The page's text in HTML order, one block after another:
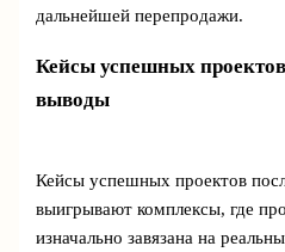
дальнейшей перепродажи.
Кейсы успешных
выводы
Кейсы успешных проектов
выигрывают комплексы, где
изначально завязана на